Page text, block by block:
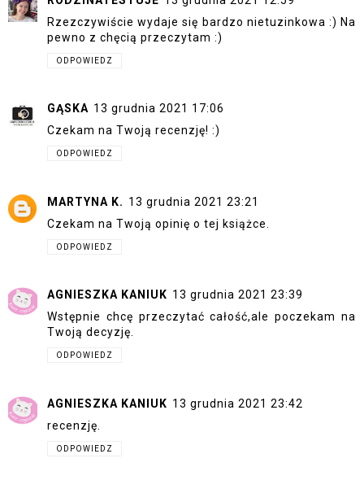
Rzezczywiście wydaje się bardzo nietuzinkowa :) Na
pewno z chęcią przeczytam :)
ODPOWIEDZ
GĄSKA 13 grudnia 2021 17:06
Czekam na Twoją recenzję! :)
ODPOWIEDZ
MARTYNA K. 13 grudnia 2021 23:21
Czekam na Twoją opinię o tej książce.
ODPOWIEDZ
AGNIESZKA KANIUK 13 grudnia 2021 23:39
Wstępnie chcę przeczytać całość,ale poczekam na
Twoją decyzję.
ODPOWIEDZ
AGNIESZKA KANIUK 13 grudnia 2021 23:42
recenzję.
ODPOWIEDZ